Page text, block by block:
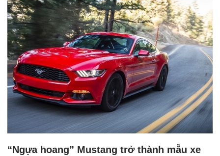
“Ngựa hoang” Mustang trở thành mẫu xe